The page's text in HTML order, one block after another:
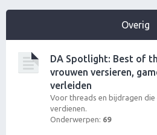
Overig
DA Spotlight: Best of
vrouwen versieren,
verleiden
Voor threads en bijdragen die
verdienen.
Onderwerpen: 69